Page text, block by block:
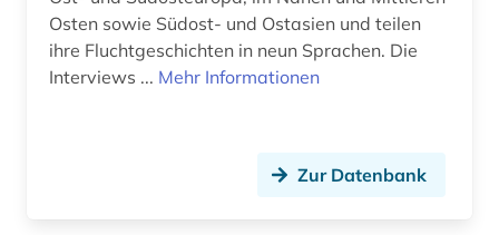
gestaltung (1)
globalisierung (1)
Osten sowie Südost- und Ostasien und teilen
ihre Fluchtgeschichten in neun Sprachen. Die
Interviews ... Mehr Informationen
Zur Datenbank